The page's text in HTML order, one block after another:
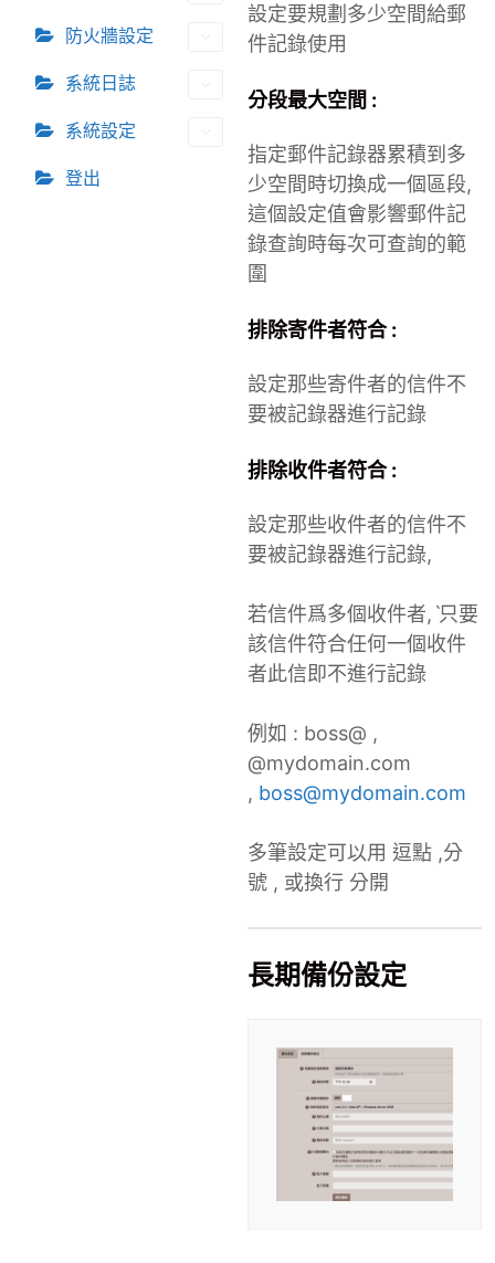
防火牆設定
系統日誌
系統設定
登出
設定要規劃多少空間給郵
件記錄使用
分段最大空間 :
指定郵件記錄器累積到多
少空間時切換成一個區段,
這個設定值會影響郵件記
錄查詢時每次可查詢的範
圍
排除寄件者符合 :
設定那些寄件者的信件不
要被記錄器進行記錄
排除收件者符合 :
設定那些收件者的信件不
要被記錄器進行記錄,
若信件爲多個收件者,ˋ只要
該信件符合任何一個收件
者此信即不進行記錄
例如 : boss@ ,
@mydomain.com
, boss@mydomain.com
多筆設定可以用 逗點 ,分
號 , 或換行 分開
長期備份設定